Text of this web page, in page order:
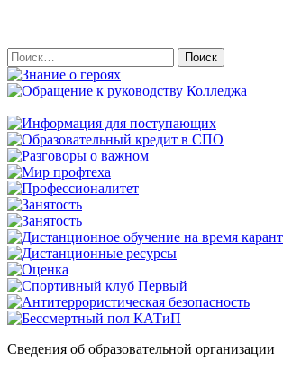
Найти:
Сведения об образовательной организации